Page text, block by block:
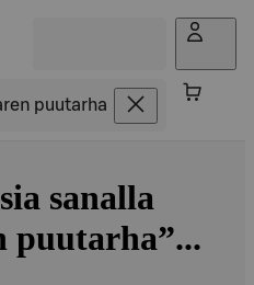
sanalla
puutarha”...